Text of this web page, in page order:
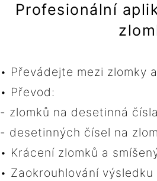
Profesionální
• Převádejte mezi zlomky
• Převod:
- zlomků na desetinná čísla
- desetinných čísel na
• Krácení zlomků a
• Zaokrouhlování